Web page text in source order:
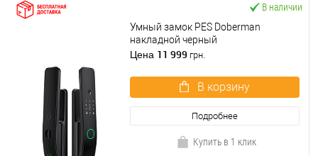
В наличии
Умный замок PES Doberman
накладной черный
Цена 11 999 грн.
В корзину
Подробнее
Купить в 1 клик